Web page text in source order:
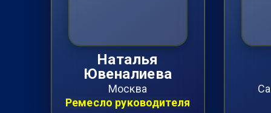
Наталья
Ювеналиева
Москва
Ремесло руководителя